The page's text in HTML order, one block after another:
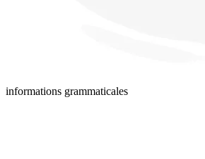
informations grammaticales